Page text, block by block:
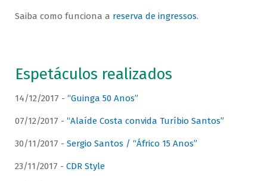
Saiba como funciona a reserva de ingressos.
Espetáculos realizados
14/12/2017 - “Guinga 50 Anos”
07/12/2017 - “Alaíde Costa convida Turíbio Santos”
30/11/2017 - Sergio Santos / “Áfrico 15 Anos”
23/11/2017 - CDR Style